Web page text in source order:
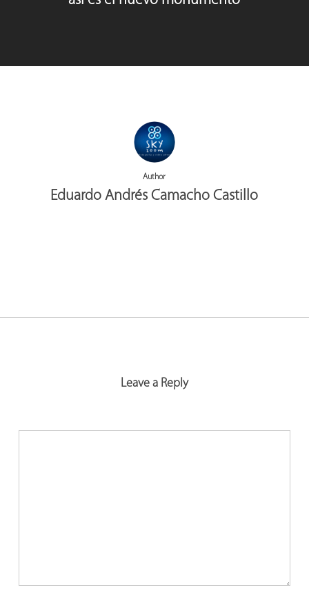
Author
Eduardo Andrés Camacho Castillo
Leave a Reply